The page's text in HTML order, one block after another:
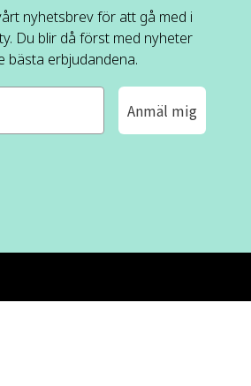
nyhetsbrev för att gå med i
Du blir då först med nyheter
bästa erbjudandena.
Anmäl mig